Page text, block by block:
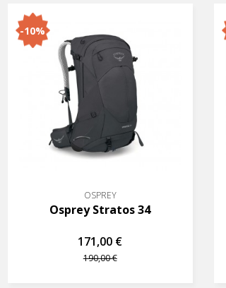
-10%
OSPREY
Osprey Stratos 34
171,00 €
190,00 €